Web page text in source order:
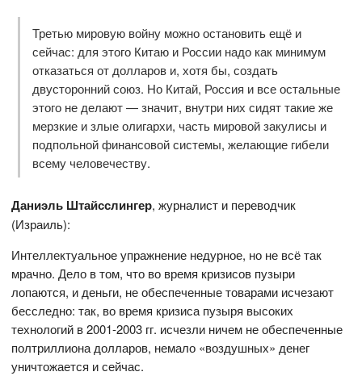
Третью мировую войну можно остановить ещё и
сейчас: для этого Китаю и России надо как минимум
отказаться от долларов и, хотя бы, создать
двусторонний союз. Но Китай, Россия и все остальные
этого не делают — значит, внутри них сидят такие же
мерзкие и злые олигархи, часть мировой закулисы и
подпольной финансовой системы, желающие гибели
всему человечеству.
Даниэль Штайсслингер, журналист и переводчик
(Израиль):
Интеллектуальное упражнение недурное, но не всё так
мрачно. Дело в том, что во время кризисов пузыри
лопаются, и деньги, не обеспеченные товарами исчезают
бесследно: так, во время кризиса пузыря высоких
технологий в 2001-2003 гг. исчезли ничем не обеспеченные
полтриллиона долларов, немало «воздушных» денег
уничтожается и сейчас.